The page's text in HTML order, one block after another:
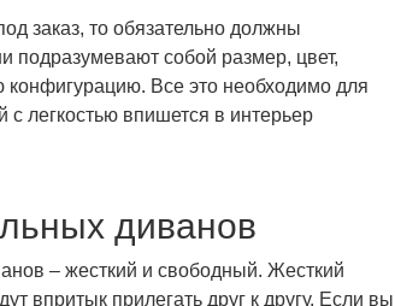
заказ, то обязательно должны
подразумевают собой размер, цвет,
Все это необходимо для
легкостью впишется в интерьер
диванов
– жесткий и свободный. Жесткий
впритык прилегать друг к другу. Если вы